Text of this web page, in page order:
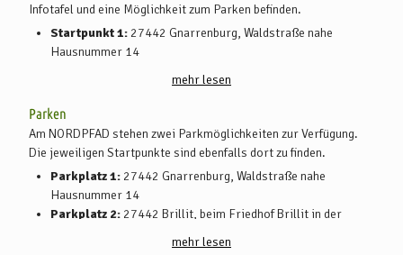
Infotafel und eine Möglichkeit zum Parken befinden.
Startpunkt 1: 27442 Gnarrenburg, Waldstraße nahe
Hausnummer 14
Franzhorner Straße, von dort geht es zum Startpunkt 2, dem
Rastplatz Brillit in der Straße "Breite Lieth"
mehr lesen
Parken
Am NORDPFAD stehen zwei Parkmöglichkeiten zur Verfügung.
Die jeweiligen Startpunkte sind ebenfalls dort zu finden.
Parkplatz 1: 27442 Gnarrenburg, Waldstraße nahe
Hausnummer 14
Parkplatz 2: 27442 Brillit, beim Friedhof Brillit in der
Rastplatz Brillit in der Straße "Breite Lieth"
mehr lesen